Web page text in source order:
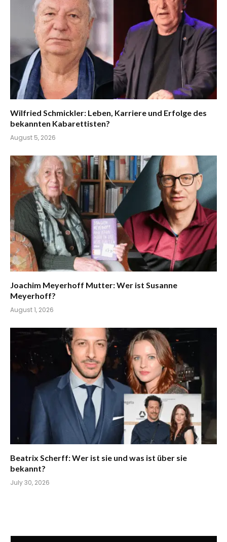
Wilfried Schmickler: Leben, Karriere und Erfolge des
bekannten Kabarettisten?
August 5, 2026
Joachim Meyerhoff Mutter: Wer ist Susanne
Meyerhoff?
August 1, 2026
Beatrix Scherff: Wer ist sie und was ist über sie
bekannt?
July 30, 2026